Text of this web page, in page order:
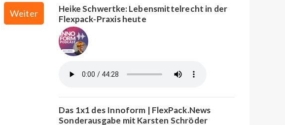
Weiter
Heike Schwertke: Lebensmittelrecht in der
Flexpack-Praxis heute
Das 1x1 des Innoform | FlexPack.News
Sonderausgabe mit Karsten Schröder